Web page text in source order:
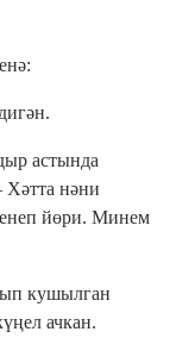
астында
нәни
йөри. Минем
кушылган
ачкан.